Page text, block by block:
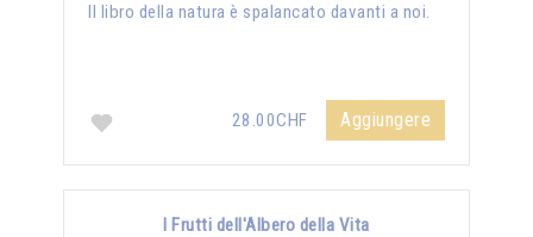
Il libro della natura è spalancato davanti a noi.
28.00CHF Aggiungere
I Frutti dell'Albero della Vita